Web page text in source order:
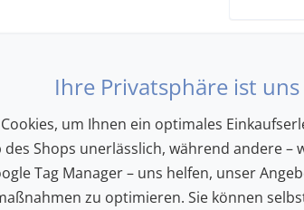
Bühne
Ihre Privatsphäre ist
um Ihnen ein optimales
Shops unerlässlich, während andere –
Tag Manager – uns helfen, unser
zu optimieren. Sie können